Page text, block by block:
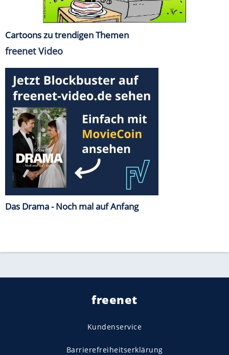
Cartoons zu trendigen Themen
freenet Video
Das Drama - Noch mal auf Anfang
freenet
Kundenservice
Barrierefreiheitserklärung